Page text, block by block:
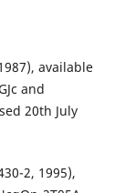
available
and
20th July
2, 1995),